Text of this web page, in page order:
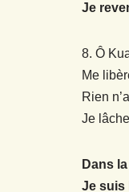
Je
8. Ô
Me
Rien
Je
Dans
Je suis